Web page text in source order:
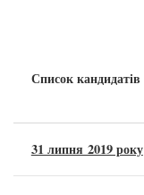
Список кандидатів
31 липня 2019 року